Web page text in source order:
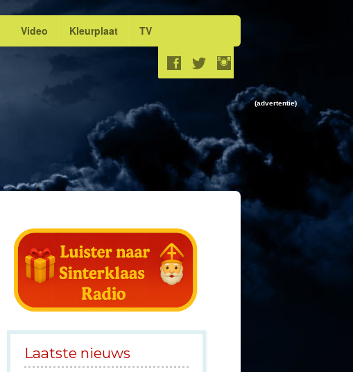
Video Kleurplaat TV
(advertentie)
Laatste nieuws